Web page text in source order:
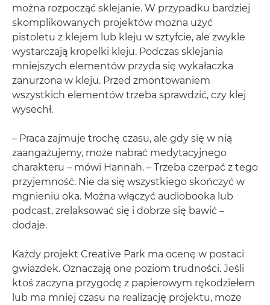
można rozpocząć sklejanie. W przypadku bardziej
skomplikowanych projektów można użyć
pistoletu z klejem lub kleju w sztyfcie, ale zwykle
wystarczają kropelki kleju. Podczas sklejania
mniejszych elementów przyda się wykałaczka
zanurzona w kleju. Przed zmontowaniem
wszystkich elementów trzeba sprawdzić, czy klej
wysechł.
– Praca zajmuje trochę czasu, ale gdy się w nią
zaangażujemy, może nabrać medytacyjnego
charakteru – mówi Hannah. – Trzeba czerpać z tego
przyjemność. Nie da się wszystkiego skończyć w
mgnieniu oka. Można włączyć audiobooka lub
podcast, zrelaksować się i dobrze się bawić –
dodaje.
Każdy projekt Creative Park ma ocenę w postaci
gwiazdek. Oznaczają one poziom trudności. Jeśli
ktoś zaczyna przygodę z papierowym rękodziełem
lub ma mniej czasu na realizację projektu, może